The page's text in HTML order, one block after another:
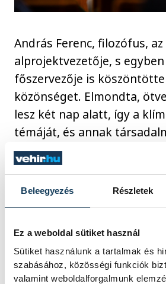
Beleegyezés Részletek
Ez a weboldal sütiket használ
Sütiket használunk a tartalmak és
szabásához, közösségi funkciók
valamint weboldalforgalmunk
András Ferenc, filozófus, az
alprojektvezetője, s
főszervezője is
közönséget. Elmondta,
lesz két nap alatt, így a
témáját, és annak
elég tágan kimerítik a
délelőtti program a
míg a délutáni program a
előadásoknak ad helyet. A
Ferenc követte. Végül Szécsi
filozófus, és Pogátsa
adtak elő.